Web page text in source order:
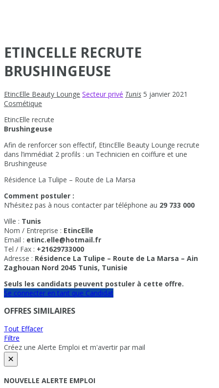
ETINCELLE RECRUTE
BRUSHINGEUSE
EtincElle Beauty Lounge Secteur privé Tunis 5 janvier 2021
Cosmétique
EtincElle recrute
Brushingeuse
Afin de renforcer son effectif, EtincElle Beauty Lounge recrute
dans l’immédiat 2 profils : un Technicien en coiffure et une
Brushingeuse
Résidence La Tulipe – Route de La Marsa
Comment postuler :
N’hésitez pas à nous contacter par téléphone au 29 733 000
Ville : Tunis
Nom / Entreprise : EtincElle
Email : etinc.elle@hotmail.fr
Tel / Fax : +21629733000
Adresse : Résidence La Tulipe – Route de La Marsa – Ain
Zaghouan Nord 2045 Tunis, Tunisie
Seuls les candidats peuvent postuler à cette offre.
Se connecter en tant que Candidat
OFFRES SIMILAIRES
Tout Effacer
Filtre
Créez une Alerte Emploi et m'avertir par mail
×
NOUVELLE ALERTE EMPLOI